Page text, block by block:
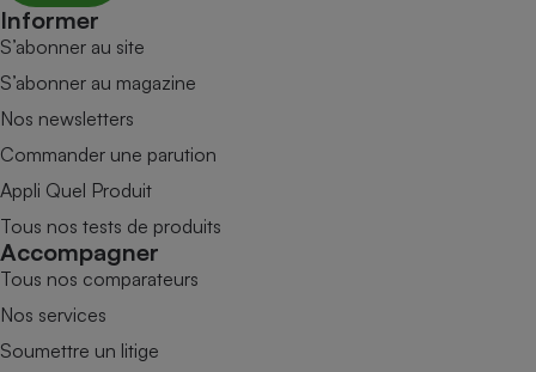
Informer
S’abonner au site
S’abonner au magazine
Nos newsletters
Commander une parution
Appli Quel Produit
Tous nos tests de produits
Accompagner
Tous nos comparateurs
Nos services
Soumettre un litige